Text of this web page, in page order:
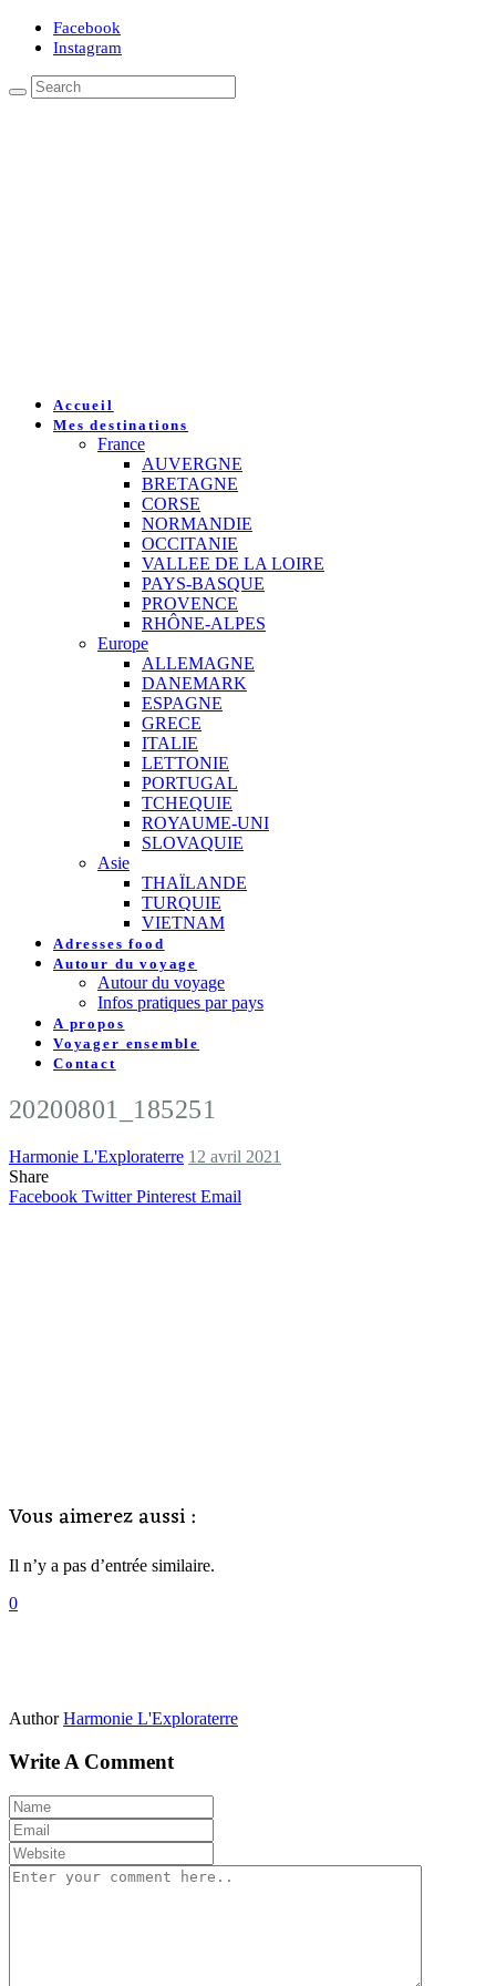
Facebook
Instagram
Accueil
Mes destinations
France
AUVERGNE
BRETAGNE
CORSE
NORMANDIE
OCCITANIE
VALLEE DE LA LOIRE
PAYS-BASQUE
PROVENCE
RHÔNE-ALPES
Europe
ALLEMAGNE
DANEMARK
ESPAGNE
GRECE
ITALIE
LETTONIE
PORTUGAL
TCHEQUIE
ROYAUME-UNI
SLOVAQUIE
Asie
THAÏLANDE
TURQUIE
VIETNAM
Adresses food
Autour du voyage
Autour du voyage
Infos pratiques par pays
A propos
Voyager ensemble
Contact
20200801_185251
Harmonie L'Exploraterre 12 avril 2021
Share
Facebook Twitter Pinterest Email
Vous aimerez aussi :
Il n’y a pas d’entrée similaire.
0
Author Harmonie L'Exploraterre
Write A Comment